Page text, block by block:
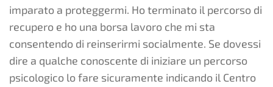
imparato a proteggermi. Ho terminato il percorso di
recupero e ho una borsa lavoro che mi sta
consentendo di reinserirmi socialmente. Se dovessi
dire a qualche conoscente di iniziare un percorso
psicologico lo fare sicuramente indicando il Centro